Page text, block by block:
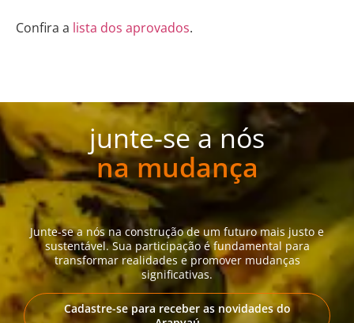
Confira a lista dos aprovados.
junte-se a nós
na mudança
Junte-se a nós na construção de um futuro mais justo e
sustentável. Sua participação é fundamental para
transformar realidades e promover mudanças
significativas.
Cadastre-se para receber as novidades do